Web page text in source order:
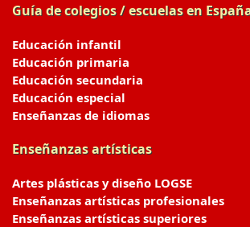
Guía de colegios / escuelas en
Educación infantil
Educación primaria
Educación secundaria
Educación especial
Enseñanzas de idiomas
Enseñanzas artísticas
Artes plásticas y diseño LOGSE
Enseñanzas artísticas profesionales
Enseñanzas artísticas superiores